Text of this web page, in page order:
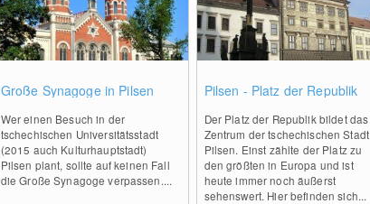
Große Synagoge in Pilsen
Wer einen Besuch in der
tschechischen Universitätsstadt
(2015 auch Kulturhauptstadt)
Pilsen plant, sollte auf keinen Fall
die Große Synagoge verpassen....
Pilsen - Platz der Republik
Der Platz der Republik bildet das
Zentrum der tschechischen Stadt
Pilsen. Einst zählte der Platz zu
den größten in Europa und ist
heute immer noch äußerst
sehenswert. Hier befinden sich...